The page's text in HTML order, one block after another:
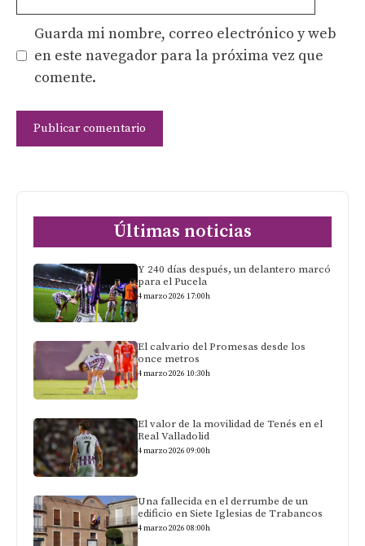
Guarda mi nombre, correo electrónico y web
en este navegador para la próxima vez que
comente.
Últimas noticias
Y 240 días después, un delantero marcó
para el Pucela
4 marzo 2026 17:00h
El calvario del Promesas desde los
once metros
4 marzo 2026 10:30h
El valor de la movilidad de Tenés en el
Real Valladolid
4 marzo 2026 09:00h
Una fallecida en el derrumbe de un
edificio en Siete Iglesias de Trabancos
4 marzo 2026 08:00h